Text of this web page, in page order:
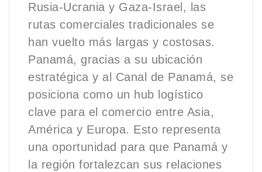
Rusia-Ucrania y Gaza-Israel, las
rutas comerciales tradicionales se
han vuelto más largas y costosas.
Panamá, gracias a su ubicación
estratégica y al Canal de Panamá, se
posiciona como un hub logístico
clave para el comercio entre Asia,
América y Europa. Esto representa
una oportunidad para que Panamá y
la región fortalezcan sus relaciones